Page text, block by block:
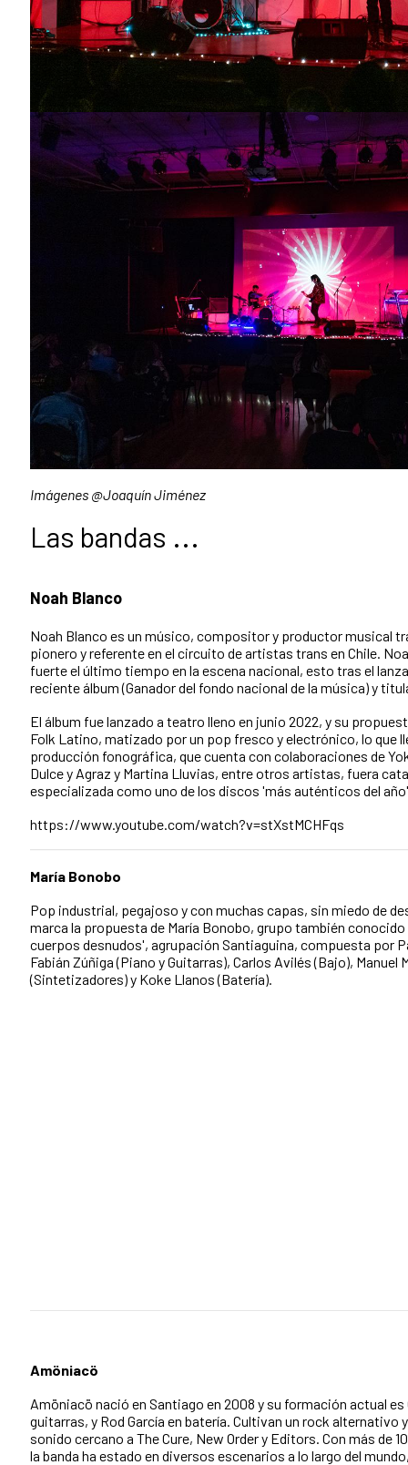
Imágenes @Joaquín Jiménez
Las bandas ...
Noah Blanco
Noah Blanco es un músico, compositor y productor musical
pionero y referente en el circuito de artistas trans en Chile.
fuerte el último tiempo en la escena nacional, esto tras el
reciente álbum (Ganador del fondo nacional de la música) y
El álbum fue lanzado a teatro lleno en junio 2022, y su
Folk Latino, matizado por un pop fresco y electrónico, lo que
producción fonográfica, que cuenta con colaboraciones de
Dulce y Agraz y Martina Lluvias, entre otros artistas, fuera
especializada como uno de los discos 'más auténticos del
https://www.youtube.com/watch?v=stXstMCHFqs
María Bonobo
Pop industrial, pegajoso y con muchas capas, sin miedo de
marca la propuesta de María Bonobo, grupo también
cuerpos desnudos', agrupación Santiaguina, compuesta por
Fabián Zúñiga (Piano y Guitarras), Carlos Avilés (Bajo), Manuel
(Sintetizadores) y Koke Llanos (Batería).
Amöniacö
Amöniacö nació en Santiago en 2008 y su formación actual es
guitarras, y Rod García en batería. Cultivan un rock alternativo
sonido cercano a The Cure, New Order y Editors. Con más de
la banda ha estado en diversos escenarios a lo largo del